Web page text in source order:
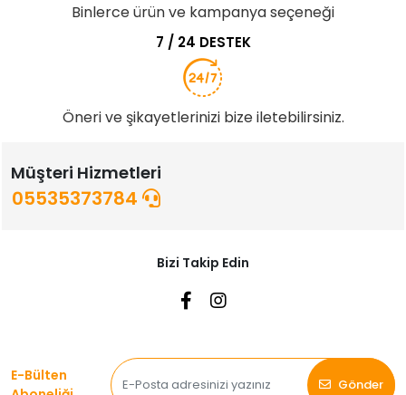
Binlerce ürün ve kampanya seçeneği
7 / 24 DESTEK
Öneri ve şikayetlerinizi bize iletebilirsiniz.
Müşteri Hizmetleri
05535373784
Bizi Takip Edin
E-Bülten
Gönder